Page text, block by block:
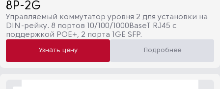
8P-2G
Управляемый коммутатор уровня 2 для установки на
DIN-рейку. 8 портов 10/100/1000BaseT RJ45 с
поддержкой POE+, 2 порта 1GE SFP.
Узнать цену Подробнее